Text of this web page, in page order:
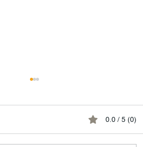
0.0 / 5 (0)